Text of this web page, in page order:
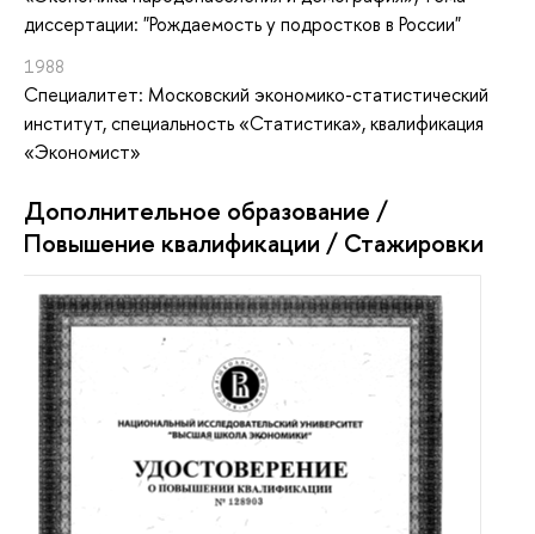
диссертации: "Рождаемость у подростков в России"
1988
Специалитет: Московский экономико-статистический
институт, специальность «Статистика», квалификация
«Экономист»
Дополнительное образование /
Повышение квалификации / Стажировки